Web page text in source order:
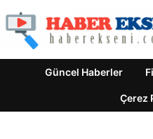
Güncel Haberler
Çerez